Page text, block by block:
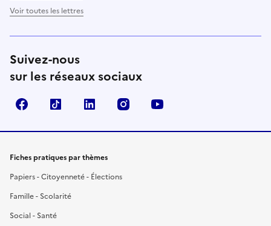
Voir toutes les lettres
Suivez-nous
sur les réseaux sociaux
FacebookTikTok LinkedIn Instagram
Fiches pratiques par thèmes
Papiers - Citoyenneté - Élections
Famille - Scolarité
Social - Santé